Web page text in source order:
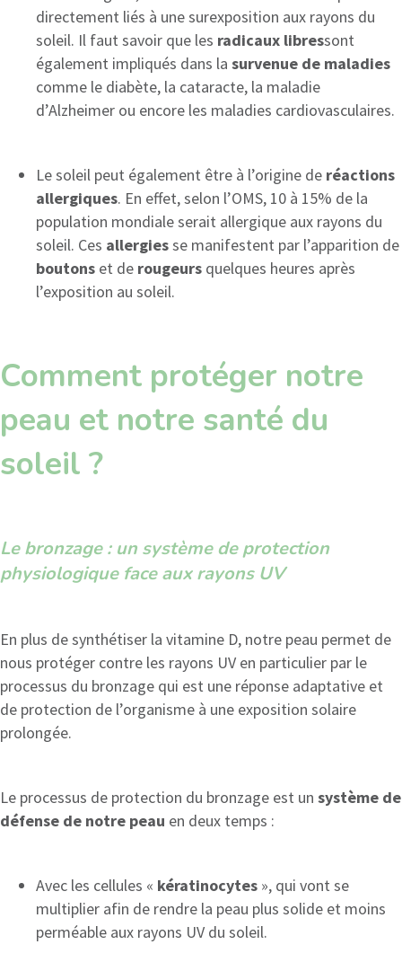
directement liés à une surexposition aux rayons du
soleil. Il faut savoir que les radicaux libressont
également impliqués dans la survenue de maladies
comme le diabète, la cataracte, la maladie
d’Alzheimer ou encore les maladies cardiovasculaires.
Le soleil peut également être à l’origine de réactions
allergiques. En effet, selon l’OMS, 10 à 15% de la
population mondiale serait allergique aux rayons du
soleil. Ces allergiesse manifestent par l’apparition de
boutons et de rougeurs quelques heures après
l’exposition au soleil.
Comment protéger notre
peau et notre santé du
soleil ?
Le bronzage : un système de protection
physiologique face aux rayons UV
En plus de synthétiser la vitamine D, notre peau permet de
nous protéger contre les rayons UV en particulier par le
processus du bronzage qui est une réponse adaptative et
de protection de l’organisme à une exposition solaire
prolongée.
Le processus de protection du bronzage est un système de
défense de notre peau en deux temps :
Avec les cellules « kératinocytes », qui vont se
multiplier afin de rendre la peau plus solide et moins
perméable aux rayons UV du soleil.